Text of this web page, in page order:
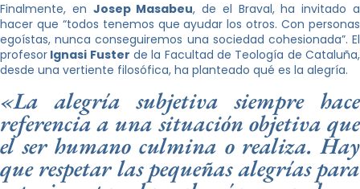
Finalmente, en Josep Masabeu, de el Braval, ha invitado a
hacer que “todos tenemos que ayudar los otros. Con personas
egoístas, nunca conseguiremos una sociedad cohesionada”. El
profesor Ignasi Fuster de la Facultad de Teología de Cataluña,
desde una vertiente filosófica, ha planteado qué es la alegría.
«La alegría subjetiva siempre hace
referencia a una situación objetiva que
el ser humano culmina o realiza. Hay
que respetar las pequeñas alegrías para